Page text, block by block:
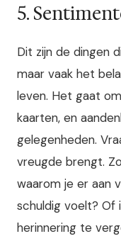
5.
Dit zijn de dingen
maar vaak het
leven. Het gaat
kaarten, en
gelegenheden.
vreugde brengt.
waarom je er aan
schuldig voelt?
herinnering te